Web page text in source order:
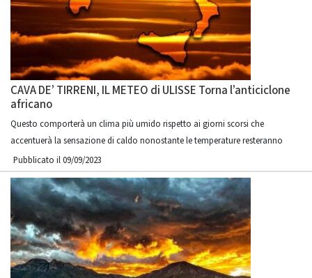
CAVA DE’ TIRRENI, IL METEO di ULISSE Torna l’anticiclone
africano
Questo comporterà un clima più umido rispetto ai giorni scorsi che
accentuerà la sensazione di caldo nonostante le temperature resteranno
Pubblicato il 09/09/2023